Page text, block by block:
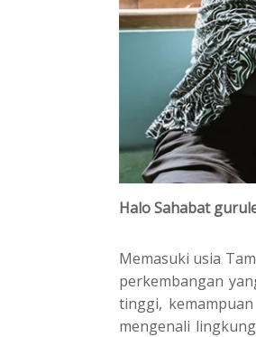
Halo Sahabat
Memasuki usia
perkembangan
tinggi,
mengenali